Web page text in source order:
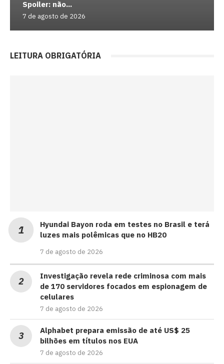
Spoiler: não...
7 de agosto de 2026
LEITURA OBRIGATÓRIA
Hyundai Bayon roda em testes no Brasil e terá
luzes mais polêmicas que no HB20
7 de agosto de 2026
Investigação revela rede criminosa com mais
de 170 servidores focados em espionagem de
celulares
7 de agosto de 2026
Alphabet prepara emissão de até US$ 25
bilhões em títulos nos EUA
7 de agosto de 2026